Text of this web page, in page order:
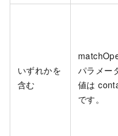
いずれかを
含む
パラメー
値は
です。